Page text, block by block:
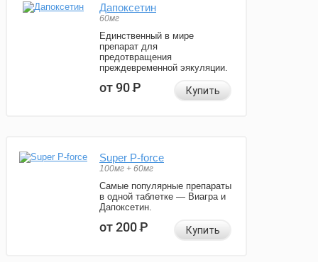
Дапоксетин
60мг
Единственный в мире
препарат для
предотвращения
преждевременной эякуляции.
от 90Р Купить
Super P-force
100мг + 60мг
Самые популярные препараты
в одной таблетке — Виагра и
Дапоксетин.
от 200Р Купить